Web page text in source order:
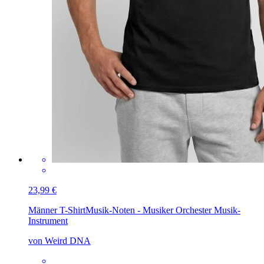
23,99 €
Männer T-ShirtMusik-Noten - Musiker Orchester Musik-
Instrument
von Weird DNA